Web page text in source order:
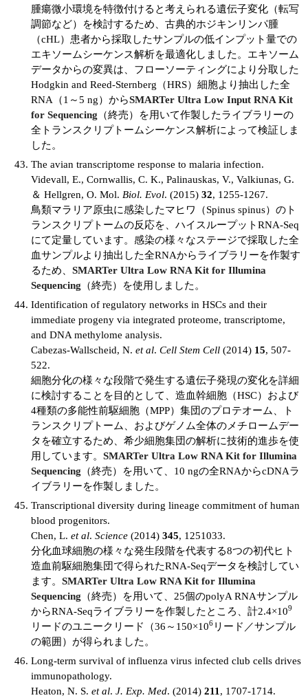
腫瘍微小環境を特徴付けると考えられる遺伝子変化（転写
調節など）を検討するため、古典的ホジキンリンパ腫
（cHL）患者から採取したサンプルの低インプット量での
エキソームシーケンス解析を最適化しました。エキソーム
データからの変異は、フローソーティングにより分取した
Hodgkin and Reed-Sternberg（HRS）細胞より抽出した全
RNA（1～5 ng）からSMARTer Ultra Low Input RNA Kit
for Sequencing （終売）を用いて作製したライブラリーの
全トランスクリプトームシーケンス解析によって検証しま
した。
The avian transcriptome response to malaria infection.
Videvall, E., Cornwallis, C. K., Palinauskas, V., Valkiunas, G.
＆ Hellgren, O. Mol. Biol. Evol. (2015) 32, 1255-1267.
鳥類マラリア原虫に感染したマヒワ（Spinus spinus）のト
ランスクリプトームの反応を、ハイスループットRNA-Seq
にて定量しています。感染の様々なステージで採取した全
血サンプルより抽出した全RNAからライブラリーを作製す
るため、 SMARTer Ultra Low RNA Kit for Illumina
Sequencing （終売）を使用しました。
Identification of regulatory networks in HSCs and their
immediate progeny via integrated proteome, transcriptome,
and DNA methylome analysis.
Cabezas-Wallscheid, N. et al. Cell Stem Cell (2014) 15, 507-
522.
細胞分化の様々な段階で発生する遺伝子発現の変化を詳細
に検討することを目的として、造血幹細胞（HSC）および
4種類の多能性前駆細胞（MPP）集団のプロテオーム、ト
ランスクリプトーム、およびゲノム全体のメチロームデー
タを確立するため、希少細胞集団の解析に技術的進歩を使
用しています。 SMARTer Ultra Low RNA Kit for Illumina
Sequencing （終売）を用いて、10 ngの全RNAからcDNAラ
イブラリーを作製しました。
Transcriptional diversity during lineage commitment of human
blood progenitors.
Chen, L. et al. Science (2014) 345, 1251033.
分化血球細胞の様々な発生段階を代表する8つの初代ヒト
造血前駆細胞集団で得られたRNA-Seqデータを検討してい
ます。 SMARTer Ultra Low RNA Kit for Illumina
Sequencing （終売）を用いて、25個のpolyA RNAサンプル
からRNA-Seqライブラリーを作製したところ、計2.4×109
リードのユニークリード（36～150×106 リード／サンプル
の範囲）が得られました。
Long-term survival of influenza virus infected club cells drives
immunopathology.
Heaton, N. S. et al. J. Exp. Med. (2014) 211 , 1707-1714.